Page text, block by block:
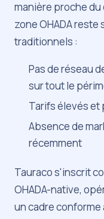
manière proche
zone OHADA
traditionnels :
Pas de réseau
sur tout le
Tarifs élevés
Absence de
récemment
Tauraco s'inscrit
OHADA-native,
un cadre